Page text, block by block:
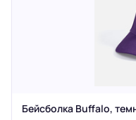
Бейсболка Buffalo,